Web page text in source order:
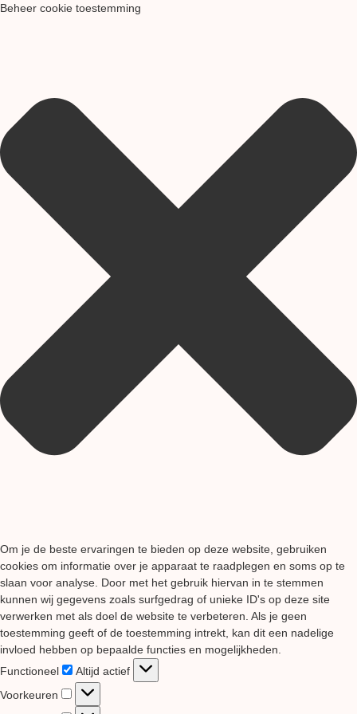
Beheer cookie toestemming
Om je de beste ervaringen te bieden op deze website, gebruiken
cookies om informatie over je apparaat te raadplegen en soms op te
slaan voor analyse. Door met het gebruik hiervan in te stemmen
kunnen wij gegevens zoals surfgedrag of unieke ID's op deze site
verwerken met als doel de website te verbeteren. Als je geen
toestemming geeft of de toestemming intrekt, kan dit een nadelige
invloed hebben op bepaalde functies en mogelijkheden.
Functioneel
Functioneel
Altijd actief
Voorkeuren
Voorkeuren